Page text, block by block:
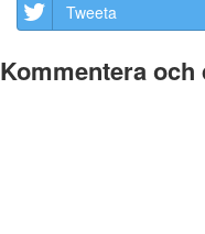
Tweeta
Kommentera